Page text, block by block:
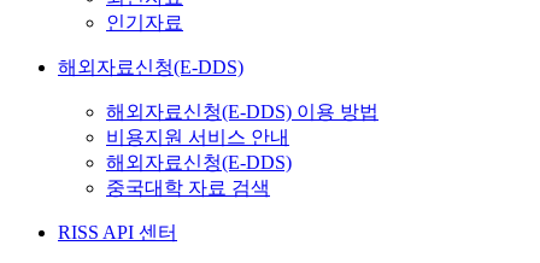
인기자료
해외자료신청(E-DDS)
해외자료신청(E-DDS) 이용 방법
비용지원 서비스 안내
해외자료신청(E-DDS)
중국대학 자료 검색
RISS API 센터